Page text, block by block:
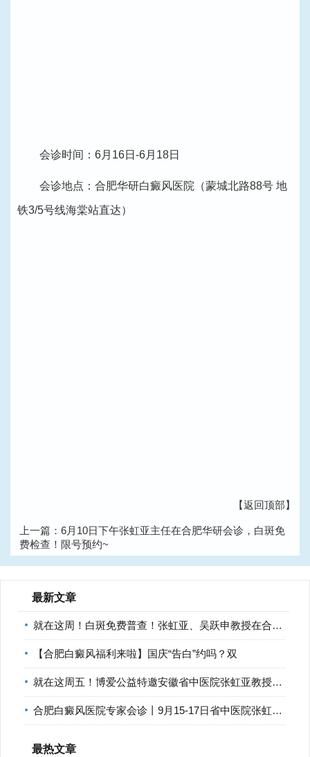
会诊时间：6月16日-6月18日
会诊地点：合肥华研白癜风医院（蒙城北路88号 地
铁3/5号线海棠站直达）
【返回顶部】
上一篇： 6月10日下午张虹亚主任在合肥华研会诊，白斑免
费检查！限号预约~
下一篇：【合肥白癜风医院医讯】省皮肤病专家零距离！安
最新文章
就在这周！白斑免费普查！张虹亚、吴跃申教授在合肥华研白癜
【合肥白癜风福利来啦】国庆“告白”约吗？双
就在这周五！博爱公益特邀安徽省中医院张虹亚教授在合肥华研
合肥白癜风医院专家会诊丨9月15-17日省中医院张虹亚教授和南京
最热文章